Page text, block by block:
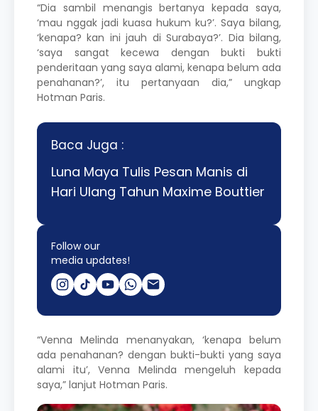
“Dia sambil menangis bertanya kepada saya,
‘mau nggak jadi kuasa hukum ku?’. Saya bilang,
‘kenapa? kan ini jauh di Surabaya?’. Dia bilang,
‘saya sangat kecewa dengan bukti bukti
penderitaan yang saya alami, kenapa belum ada
penahanan?’, itu pertanyaan dia,” ungkap
Hotman Paris.
Baca Juga :
Luna Maya Tulis Pesan Manis di
Hari Ulang Tahun Maxime Bouttier
Follow our
media updates!
“Venna Melinda menanyakan, ‘kenapa belum
ada penahanan? dengan bukti-bukti yang saya
alami itu’, Venna Melinda mengeluh kepada
saya,” lanjut Hotman Paris.